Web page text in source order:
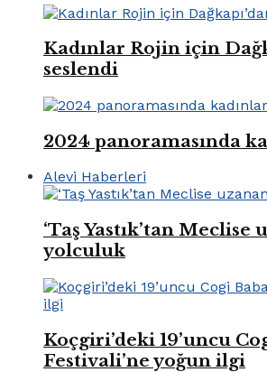
Kadınlar Rojin için
seslendi
2024 panoramasında
Alevi Haberleri
‘Taş Yastık’tan Meclise
yolculuk
Koçgiri’deki 19’uncu
Festivali’ne yoğun ilgi